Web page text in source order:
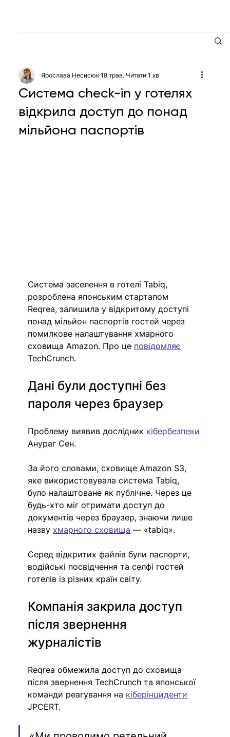
Система check-in у готелях
відкрила доступ до понад
мільйона паспортів
Ярослава Несисюк 18 трав. Читати 1 хв
Система заселення в готелі Tabiq,
розроблена японським стартапом
Reqrea, залишила у відкритому доступі
понад мільйон паспортів гостей через
помилкове налаштування хмарного
сховища Amazon. Про це повідомляє
TechCrunch.
Дані були доступні без
пароля через браузер
Проблему виявив дослідник кібербезпеки
Анураг Сен.
За його словами, сховище Amazon S3,
яке використовувала система Tabiq,
було налаштоване як публічне. Через це
будь-хто міг отримати доступ до
документів через браузер, знаючи лише
назву хмарного сховища — «tabiq».
Серед відкритих файлів були паспорти,
водійські посвідчення та селфі гостей
готелів із різних країн світу.
Компанія закрила доступ
після звернення
журналістів
Reqrea обмежила доступ до сховища
після звернення TechCrunch та японської
команди реагування на кіберінциденти
JPCERT.